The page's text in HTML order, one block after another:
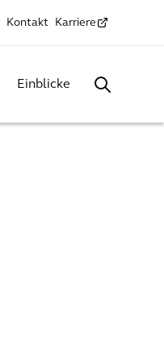
Kontakt Karriere
Einblicke